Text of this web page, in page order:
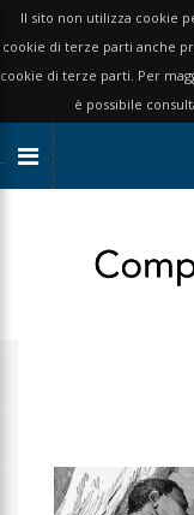
Il sito non utilizza cookie
cookie di terze parti anche
cookie di terze parti. Per
è possibile